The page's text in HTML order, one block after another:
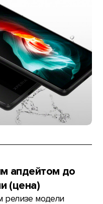
апдейтом до
(цена)
релизе модели